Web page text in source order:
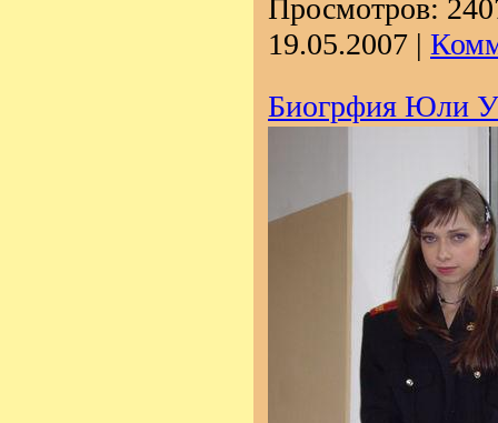
Просмотров:
19.05.2007 |
Биогрфия Юли